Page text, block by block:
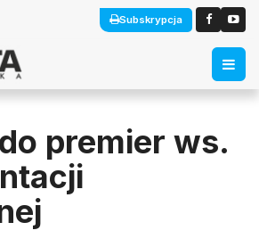
Subskrypcja
premier ws.